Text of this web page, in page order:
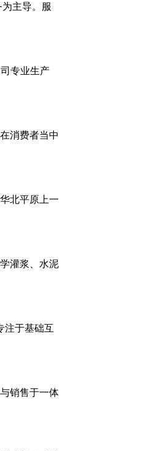
主导。服
专业生产
消费者当中
北平原上一
灌浆、水泥
注于基础互
销售于一体